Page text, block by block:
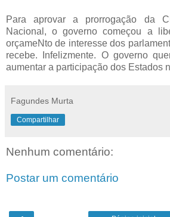
Para aprovar a prorrogação da
Nacional, o governo começou a
orçameNto de interesse dos
recebe. Infelizmente. O governo
aumentar a participação dos Estados
Fagundes Murta
Compartilhar
Nenhum comentário:
Postar um comentário